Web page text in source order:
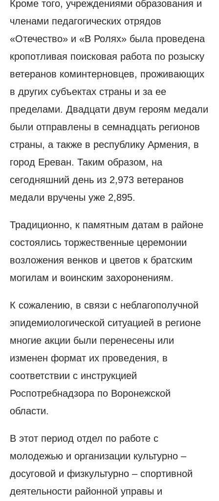
Кроме того, учреждениями образования и
членами педагогических отрядов
«Отечество» и «В Ролях» была проведена
кропотливая поисковая работа по розыску
ветеранов коминтерновцев, проживающих
в других субъектах страны и за ее
пределами. Двадцати двум героям медали
были отправлены в семнадцать регионов
страны, а также в республику Армения, в
город Ереван. Таким образом, на
сегодняшний день из 2,973 ветеранов
медали вручены уже 2,895.
Традиционно, к памятным датам в районе
состоялись торжественные церемонии
возложения венков и цветов к братским
могилам и воинским захоронениям.
К сожалению, в связи с неблагополучной
эпидемиологической ситуацией в регионе
многие акции были перенесены или
изменен формат их проведения, в
соответствии с инструкцией
Роспотребнадзора по Воронежской
области.
В этот период отдел по работе с
молодежью и организации культурно –
досуговой и физкультурно – спортивной
деятельности районной управы и